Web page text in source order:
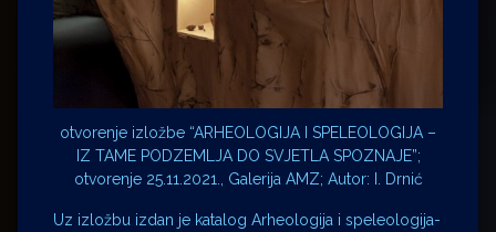
otvorenje izložbe “ARHEOLOGIJA I SPELEOLOGIJA –
IZ TAME PODZEMLJA DO SVJETLA SPOZNAJE”;
otvorenje 25.11.2021., Galerija AMZ; Autor: I. Drnić
Uz izložbu izdan je katalog Arheologija i speleologija-